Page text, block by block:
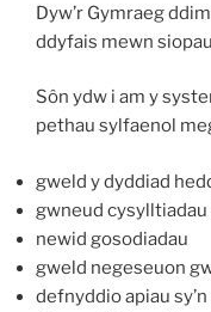
Dyw’r Gymraeg
ddyfais mewn
Sôn ydw i am y
pethau sylfaenol
gweld y dyddiad
gwneud
newid gosodiadau
gweld negeseuon
defnyddio apiau